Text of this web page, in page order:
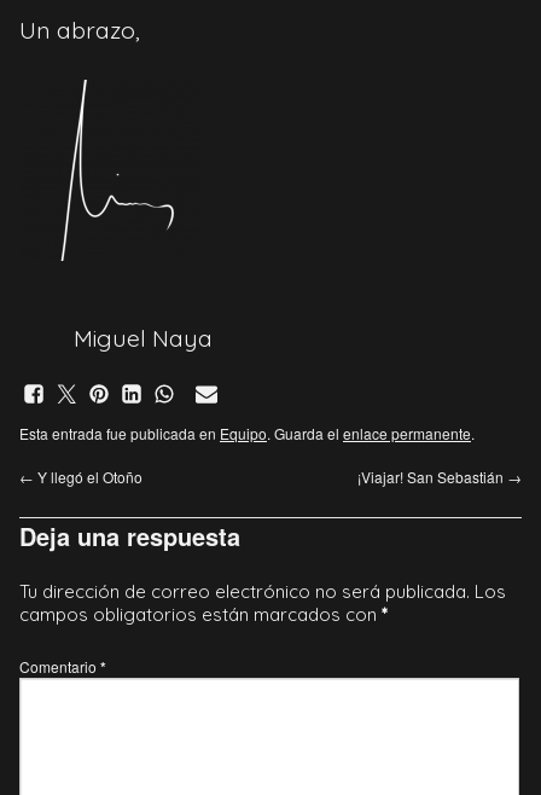
Un abrazo,
Miguel Naya
Esta entrada fue publicada en Equipo. Guarda el enlace permanente.
← Y llegó el Otoño ¡Viajar! San Sebastián →
Deja una respuesta
Tu dirección de correo electrónico no será publicada. Los
campos obligatorios están marcados con *
Comentario *